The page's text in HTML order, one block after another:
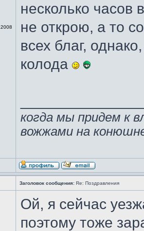
несколько часов
не открою, а то
всех благ,
колода
когда мы придем к
вожжами на
Заголовок сообщения: Re: Поздравления
Ой, я сейчас
поэтому тоже